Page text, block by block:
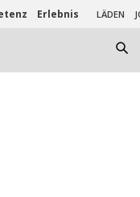
Erlebnis LÄDEN